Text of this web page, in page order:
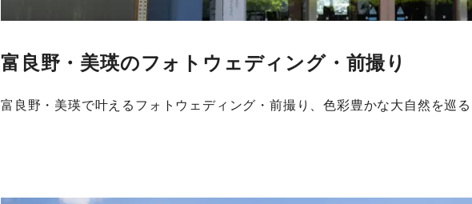
富良野・美瑛のフォトウェディング・前撮り
富良野・美瑛で叶えるフォトウェディング・前撮り、色彩豊かな大自然を巡る